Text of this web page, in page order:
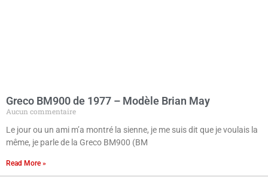
Greco BM900 de 1977 – Modèle Brian May
Aucun commentaire
Le jour ou un ami m’a montré la sienne, je me suis dit que je voulais la
même, je parle de la Greco BM900 (BM
Read More »